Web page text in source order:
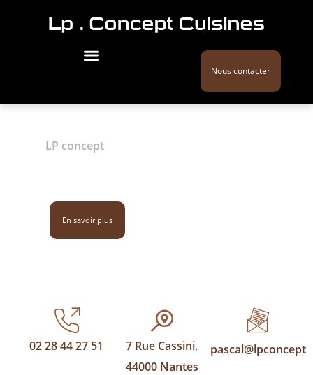
Nous contacter
LP concept
En savoir plus
02 28 44 27 51
7 Rue Cassini,
44000 Nantes